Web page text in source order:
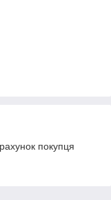
покупця